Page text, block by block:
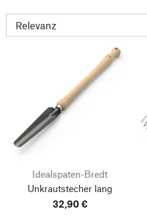
Idealspaten-Bredt
Unkrautstecher lang
32,90 €